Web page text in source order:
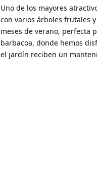
Uno de los mayores
con varios árboles frutales
meses de verano, perfecta
barbacoa, donde hemos
el jardín reciben un